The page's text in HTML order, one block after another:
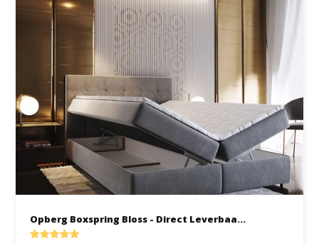
Opberg Boxspring Bloss - Direct Leverbaa...